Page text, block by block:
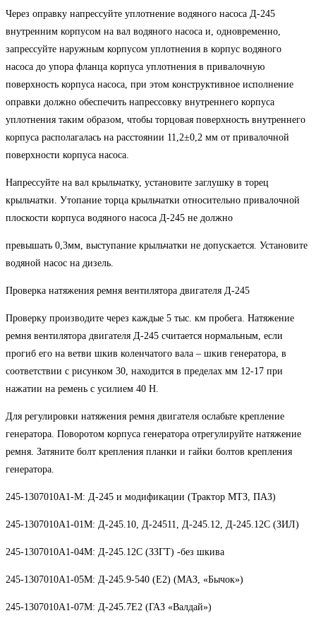
Через оправку напрессуйте уплотнение водяного насоса Д-245
внутренним корпусом на вал водяного насоса и, одновременно,
запрессуйте наружным корпусом уплотнения в корпус водяного
насоса до упора фланца корпуса уплотнения в привалочную
поверхность корпуса насоса, при этом конструктивное исполнение
оправки должно обеспечить напрессовку внутреннего корпуса
уплотнения таким образом, чтобы торцовая поверхность внутреннего
корпуса располагалась на расстоянии 11,2±0,2 мм от привалочной
поверхности корпуса насоса.
Напрессуйте на вал крыльчатку, установите заглушку в торец
крыльчатки. Утопание торца крыльчатки относительно привалочной
плоскости корпуса водяного насоса Д-245 не должно
превышать 0,3мм, выступание крыльчатки не допускается. Установите
водяной насос на дизель.
Проверка натяжения ремня вентилятора двигателя Д-245
Проверку производите через каждые 5 тыс. км пробега. Натяжение
ремня вентилятора двигателя Д-245 считается нормальным, если
прогиб его на ветви шкив коленчатого вала – шкив генератора, в
соответствии с рисунком 30, находится в пределах мм 12-17 при
нажатии на ремень с усилием 40 Н.
Для регулировки натяжения ремня двигателя ослабьте крепление
генератора. Поворотом корпуса генератора отрегулируйте натяжение
ремня. Затяните болт крепления планки и гайки болтов крепления
генератора.
245-1307010А1-М: Д-245 и модификации (Трактор МТЗ, ПАЗ)
245-1307010А1-01М: Д-245.10, Д-24511, Д-245.12, Д-245.12С (ЗИЛ)
245-1307010А1-04М: Д-245.12С (ЗЗГТ) -без шкива
245-1307010А1-05М: Д-245.9-540 (Е2) (МАЗ, «Бычок»)
245-1307010А1-07М: Д-245.7Е2 (ГАЗ «Валдай»)